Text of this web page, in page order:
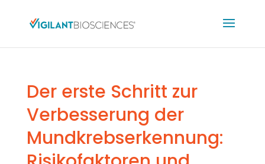
Der erste Schritt zur
Verbesserung der
Mundkrebserkennung: